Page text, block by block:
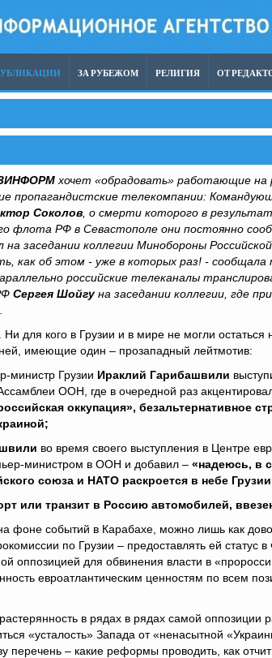
ЗА РУБЕЖОМ РЕЛИГИЯ ОТ
хочет «обрадовать» работающие на
пропагандистские телекомпании:
Соколов , о смерти которого в
флота РФ в Севастополе они постоянно
на заседании коллегии Минобороны
как об этом - уже в которых раз! - сообщала
российские телеканалы
Сергея Шойгуна заседании коллегии, где
для кого в Грузии и в мире не могли
имеющие один – прозападный лейтмотив:
министр Грузии Ираклий Гарибашвили
ООН, где в очередной раз
оккупация», безальтернативное
во время своего выступления в Центре
министром в ООН и добавил – «надеюсь, в
союза и НАТО раскроется в небе
или транзит в Россию автомобилей,
фоне событий в Карабахе, можно лишь как
по Грузии – предоставлять ей статус
оппозицией для обвинения власти в
евроатлантическим ценностям по всем
в рядах в рядах самой оппозиции
«усталость» Запада от «ненасытной
– какие реформы проводить, как